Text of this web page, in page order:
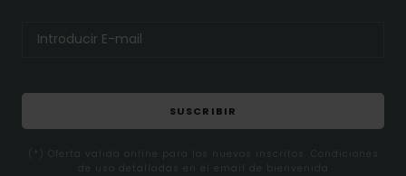
SUSCRIBIR
(*) Oferta valida online para los nuevos inscritos. Condiciones
de uso detalladas en el email de bienvenida